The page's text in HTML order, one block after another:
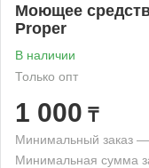
Моющее
Proper
В наличии
Только опт
1 000 ₸
Минимальный заказ —
Минимальная сумма